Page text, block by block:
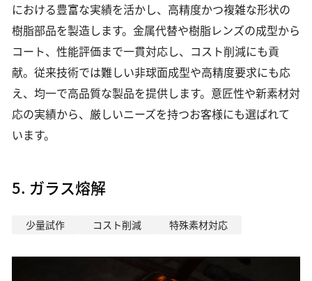
における豊富な実績を活かし、高精度かつ複雑な形状の
樹脂部品を製造します。金属代替や樹脂レンズの成型から
コート、性能評価まで一貫対応し、コスト削減にも貢
献。従来技術では難しい非球面成型や高精度要求にも応
え、均一で高品質な製品を提供します。意匠性や新素材対
応の実績から、厳しいニーズを持つお客様にも選ばれて
います。
5. ガラス熔解
少量試作 コスト削減 特殊素材対応